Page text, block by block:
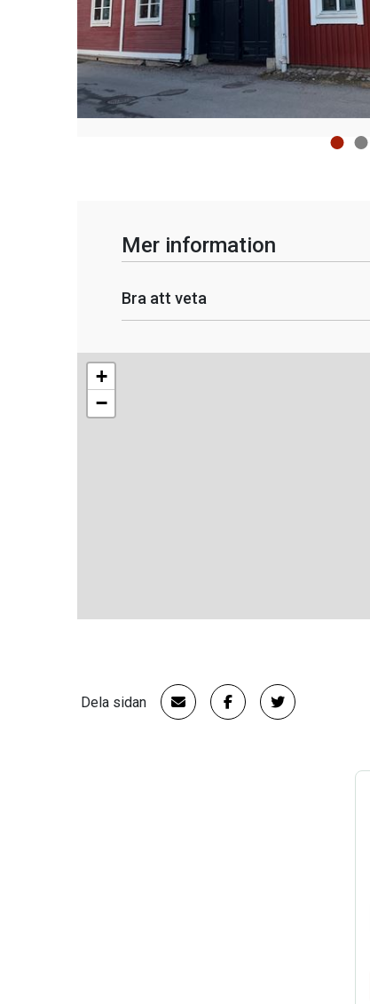
Mer information
Bra att veta
+
−
Dela sidan